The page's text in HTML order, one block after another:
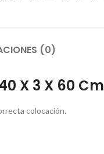
(0)
X 3 X 60 Cm
colocación.